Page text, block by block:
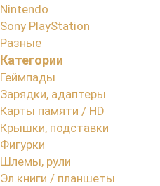
Nintendo
Sony PlayStation
Разные
Категории
Геймпады
Зарядки, адаптеры
Карты памяти / HD
Крышки, подставки
Фигурки
Шлемы, рули
Эл.книги / планшеты